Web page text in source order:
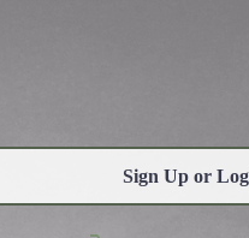
Sign Up or